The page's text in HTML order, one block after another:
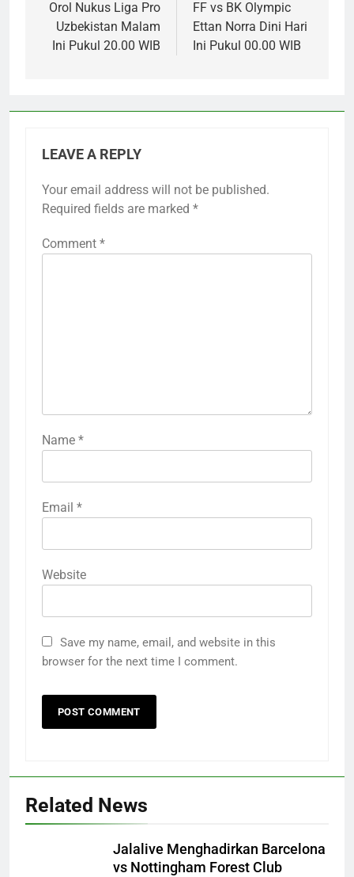
Orol Nukus Liga Pro
Uzbekistan Malam
Ini Pukul 20.00 WIB
FF vs BK Olympic
Ettan Norra Dini Hari
Ini Pukul 00.00 WIB
LEAVE A REPLY
Your email address will not be published.
Required fields are marked *
Comment *
Name *
Email *
Website
Save my name, email, and website in this
browser for the next time I comment.
Related News
Jalalive Menghadirkan Barcelona
vs Nottingham Forest Club